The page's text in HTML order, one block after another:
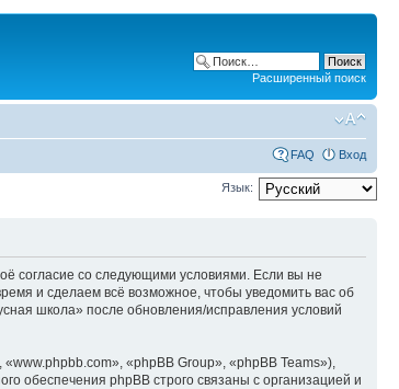
Расширенный поиск
FAQ Вход
Язык:
согласие со следующими условиями. Если вы не
и сделаем всё возможное, чтобы уведомить вас об
школа» после обновления/исправления условий
«phpBB Group», «phpBB Teams»),
обеспечения phpBB строго связаны с организацией и